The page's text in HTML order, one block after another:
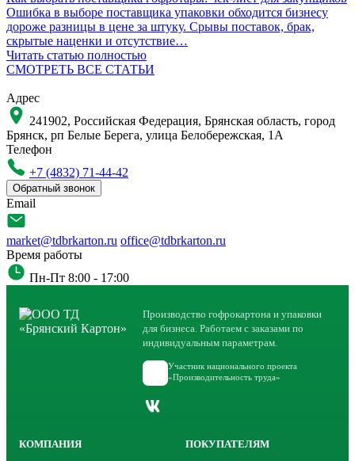
Ошибка в выборе поставщика упаковки обходится бизнесу
дороже разницы в цене за штуку. Срывы поставок, брак,
скрытые наценки и отсутствие…
Читать статью полностью
СМОТРЕТЬ ВСЕ СТАТЬИ
Адрес
241902, Российская Федерация, Брянская область, город
Брянск, рп Белые Берега, улица Белобережская, 1А
Телефон
+7 (4832) 71-44-42
Обратный звонок
Email
market@tdbrkarton.ru office@tdbrkarton.ru
Время работы
Пн-Пт 8:00 - 17:00
Производство гофрокартона и упаковки
для бизнеса. Работаем с заказами по
индивидуальным параметрам.
Участник национального проекта
«Производительность труда»
КОМПАНИЯ
ПОКУПАТЕЛЯМ